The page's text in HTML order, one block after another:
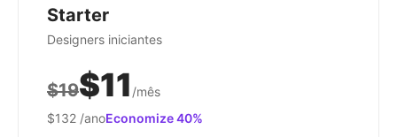
Starter
Designers iniciantes
$19$11 /mês
$132 /anoEconomize 40%